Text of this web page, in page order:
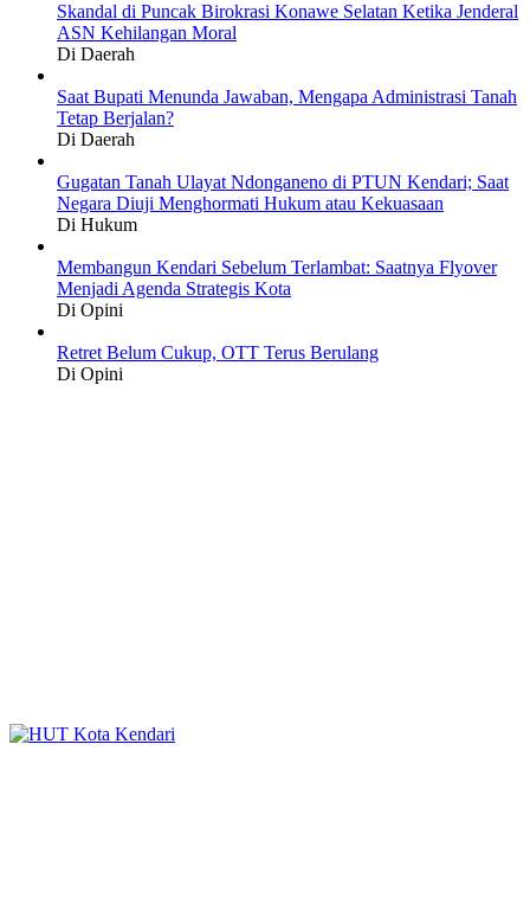
Skandal di Puncak Birokrasi Konawe Selatan Ketika Jenderal
ASN Kehilangan Moral
Di Daerah
Saat Bupati Menunda Jawaban, Mengapa Administrasi Tanah
Tetap Berjalan?
Di Daerah
Gugatan Tanah Ulayat Ndonganeno di PTUN Kendari; Saat
Negara Diuji Menghormati Hukum atau Kekuasaan
Di Hukum
Membangun Kendari Sebelum Terlambat: Saatnya Flyover
Menjadi Agenda Strategis Kota
Di Opini
Retret Belum Cukup, OTT Terus Berulang
Di Opini